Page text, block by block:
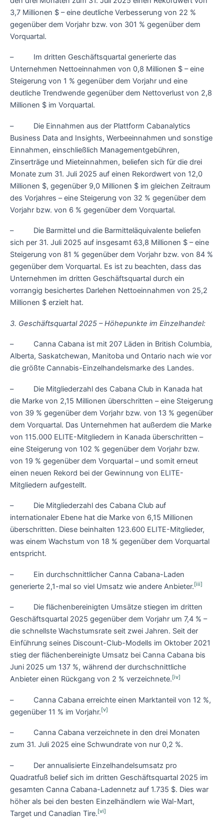
3,7 Millionen $ – eine deutliche Verbesserung von 22 %
gegenüber dem Vorjahr bzw. von 301 % gegenüber dem
Vorquartal.
– Im dritten Geschäftsquartal generierte das
Unternehmen Nettoeinnahmen von 0,8 Millionen $ – eine
Steigerung von 1 % gegenüber dem Vorjahr und eine
deutliche Trendwende gegenüber dem Nettoverlust von 2,8
Millionen $ im Vorquartal.
– Die Einnahmen aus der Plattform Cabanalytics
Business Data and Insights, Werbeeinnahmen und sonstige
Einnahmen, einschließlich Managementgebühren,
Zinserträge und Mieteinnahmen, beliefen sich für die drei
Monate zum 31. Juli 2025 auf einen Rekordwert von 12,0
Millionen $, gegenüber 9,0 Millionen $ im gleichen Zeitraum
des Vorjahres – eine Steigerung von 32 % gegenüber dem
Vorjahr bzw. von 6 % gegenüber dem Vorquartal.
– Die Barmittel und die Barmitteläquivalente beliefen
sich per 31. Juli 2025 auf insgesamt 63,8 Millionen $ – eine
Steigerung von 81 % gegenüber dem Vorjahr bzw. von 84 %
gegenüber dem Vorquartal. Es ist zu beachten, dass das
Unternehmen im dritten Geschäftsquartal durch ein
vorrangig besichertes Darlehen Nettoeinnahmen von 25,2
Millionen $ erzielt hat.
3. Geschäftsquartal 2025 – Höhepunkte im Einzelhandel:
– Canna Cabana ist mit 207 Läden in British Columbia,
Alberta, Saskatchewan, Manitoba und Ontario nach wie vor
die größte Cannabis-Einzelhandelsmarke des Landes.
– Die Mitgliederzahl des Cabana Club in Kanada hat
die Marke von 2,15 Millionen überschritten – eine Steigerung
von 39 % gegenüber dem Vorjahr bzw. von 13 % gegenüber
dem Vorquartal. Das Unternehmen hat außerdem die Marke
von 115.000 ELITE-Mitgliedern in Kanada überschritten –
eine Steigerung von 102 % gegenüber dem Vorjahr bzw.
von 19 % gegenüber dem Vorquartal – und somit erneut
einen neuen Rekord bei der Gewinnung von ELITE-
Mitgliedern aufgestellt.
– Die Mitgliederzahl des Cabana Club auf
internationaler Ebene hat die Marke von 6,15 Millionen
überschritten. Diese beinhalten 123.600 ELITE-Mitglieder,
was einem Wachstum von 18 % gegenüber dem Vorquartal
entspricht.
– Ein durchschnittlicher Canna Cabana-Laden
generierte 2,1-mal so viel Umsatz wie andere Anbieter.[iii]
– Die flächenbereinigten Umsätze stiegen im dritten
Geschäftsquartal 2025 gegenüber dem Vorjahr um 7,4 % –
die schnellste Wachstumsrate seit zwei Jahren. Seit der
Einführung seines Discount-Club-Modells im Oktober 2021
stieg der flächenbereinigte Umsatz bei Canna Cabana bis
Juni 2025 um 137 %, während der durchschnittliche
Anbieter einen Rückgang von 2 % verzeichnete.[iv]
– Canna Cabana erreichte einen Marktanteil von 12 %,
gegenüber 11 % im Vorjahr.[v]
– Canna Cabana verzeichnete in den drei Monaten
zum 31. Juli 2025 eine Schwundrate von nur 0,2 %.
– Der annualisierte Einzelhandelsumsatz pro
Quadratfuß belief sich im dritten Geschäftsquartal 2025 im
gesamten Canna Cabana-Ladennetz auf 1.735 $. Dies war
höher als bei den besten Einzelhändlern wie Wal-Mart,
Target und Canadian Tire.[vi]